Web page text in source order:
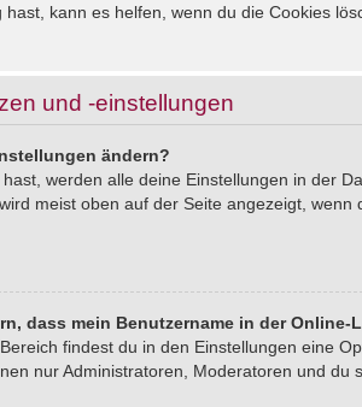
kann es helfen, wenn du die Cookies
und -einstellungen
ändern?
werden alle deine Einstellungen in der
meist oben auf der Seite angezeigt,
dass mein Benutzername in der Online-
findest du in den Einstellungen eine
nur Administratoren, Moderatoren und